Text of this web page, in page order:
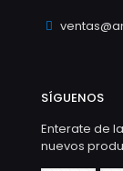
SÍGUENOS
Enterate de
nuevos